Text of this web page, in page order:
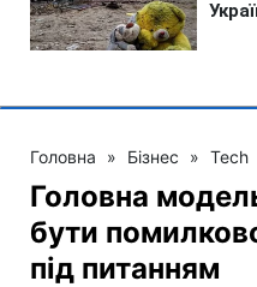
Головна » Бізнес » Tech
Головна
бути
під питанням